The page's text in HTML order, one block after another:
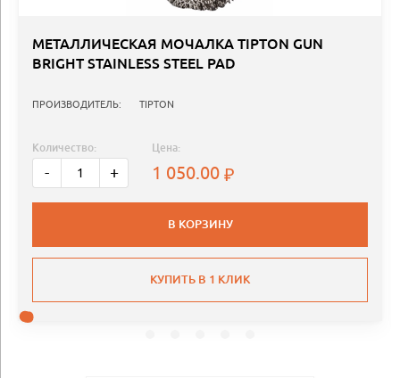
МЕТАЛЛИЧЕСКАЯ МОЧАЛКА TIPTON GUN
BRIGHT STAINLESS STEEL PAD
ПРОИЗВОДИТЕЛЬ: TIPTON
Количество:
- +
Цена:
1 050.00
В КОРЗИНУ
КУПИТЬ В 1 КЛИК